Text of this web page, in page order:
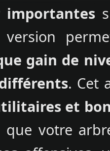
importantes
version
gain de
. Cet
et
que votre